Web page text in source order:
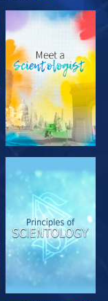
VERKEN DE
SERIE